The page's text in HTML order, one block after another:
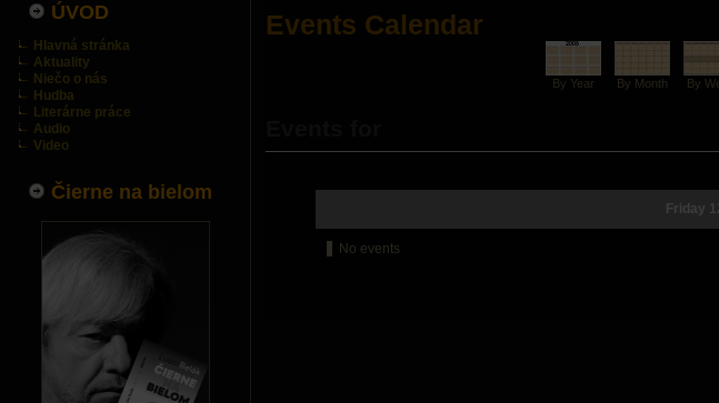
ÚVOD
Hlavná stránka
Aktuality
Niečo o nás
Hudba
Literárne práce
Audio
Video
Čierne na bielom
Events Calendar
By Year By Month By
Friday
No events